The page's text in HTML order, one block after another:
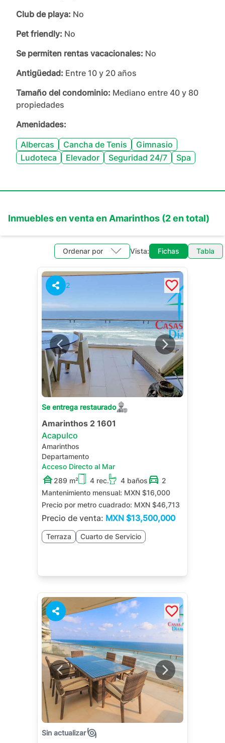
Club de playa: No
Pet friendly: No
Se permiten rentas vacacionales: No
Antigüedad: Entre 10 y 20 años
Tamaño del condominio: Mediano entre 40 y 80
propiedades
Amenidades:
Albercas
Cancha de Tenis
Gimnasio
Ludoteca
Elevador Seguridad 24/7 Spa
Inmuebles enventaen Amarinthos (2en total)
Ordenar por Vista: Fichas Tabla
2
Se entrega restaurado
Amarinthos 2 1601
Acapulco
Amarinthos
Departamento
Acceso Directo al Mar
289 m²
4 rec. 4 baños
2
Mantenimiento mensual: MXN $16,000
Precio por metro cuadrado: MXN $46,713
Precio de venta: MXN $13,500,000
Terraza Cuarto de Servicio
Sin actualizar